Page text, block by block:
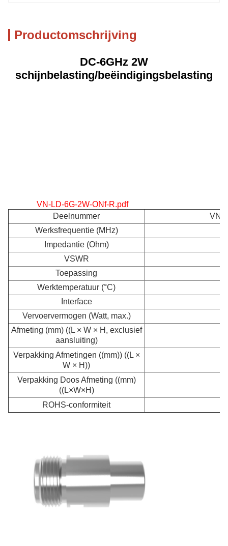
Productomschrijving
DC-6GHz 2W
schijnbelasting/beëindigingsbelasting
VN-LD-6G-2W-ONf-R.pdf
Deelnummer
VN-
Werksfrequentie (MHz)
Impedantie (Ohm)
VSWR
Toepassing
Werktemperatuur (°C)
Interface
Vervoervermogen (Watt, max.)
Afmeting (mm) ((L × W × H, exclusief
aansluiting)
Verpakking Afmetingen ((mm)) ((L ×
W × H))
Verpakking Doos Afmeting ((mm)
((L×W×H)
ROHS-conformiteit